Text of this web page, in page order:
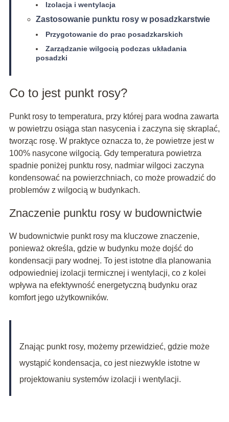
Izolacja i wentylacja
Zastosowanie punktu rosy w posadzkarstwie
Przygotowanie do prac posadzkarskich
Zarządzanie wilgocią podczas układania
posadzki
Co to jest punkt rosy?
Punkt rosy to temperatura, przy której para wodna zawarta
w powietrzu osiąga stan nasycenia i zaczyna się skraplać,
tworząc rosę. W praktyce oznacza to, że powietrze jest w
100% nasycone wilgocią. Gdy temperatura powietrza
spadnie poniżej punktu rosy, nadmiar wilgoci zaczyna
kondensować na powierzchniach, co może prowadzić do
problemów z wilgocią w budynkach.
Znaczenie punktu rosy w budownictwie
W budownictwie punkt rosy ma kluczowe znaczenie,
ponieważ określa, gdzie w budynku może dojść do
kondensacji pary wodnej. To jest istotne dla planowania
odpowiedniej izolacji termicznej i wentylacji, co z kolei
wpływa na efektywność energetyczną budynku oraz
komfort jego użytkowników.
Znając punkt rosy, możemy przewidzieć, gdzie może
wystąpić kondensacja, co jest niezwykle istotne w
projektowaniu systemów izolacji i wentylacji.